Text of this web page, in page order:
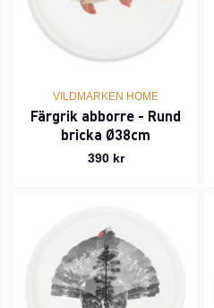
VILDMARKEN HOME
Färgrik abborre - Rund
bricka Ø38cm
390 kr